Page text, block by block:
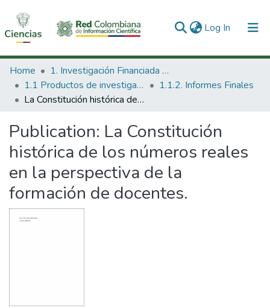
Log In (current)
Communities & Collections
All of DSpace
Home
1. Investigación Financiada con Recursos Públicos
1.1 Productos de investigación
1.1.2. Informes Finales
La Constitución histórica de los números reales en la perspectiva de la formación de docentes.
Publication: La Constitución
histórica de los números reales
en la perspectiva de la
formación de docentes.